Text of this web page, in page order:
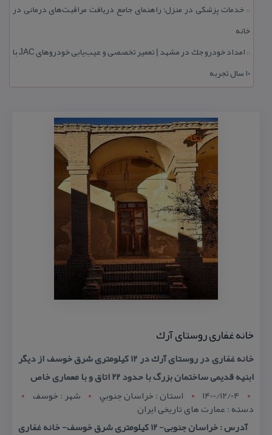
:: خدمات پزشكی در منزل؛ راهنمای جامع دریافت مراقبت‌های درمانی در
خانه
::
امداد خودرو جك در مشهد | تعمیر تخصصی و عیب‌یابی خودروهای JAC با
۱۰ سال تجربه
خانه غفاری روستای آرك
خانه غفاری در روستای آرك در ۱۲ كیلومتری شرق خوسف از دیگر
ابنیه قدیمی ساختمان بزرگ با حدود ۲۲ اتاق و با معماری خاص
1400/12/04
استان : خراسان جنوبي شهر : خوسف
دسته : عمارت های تاریخی ایران
آدرس : خراسان جنوبی- ۱۲ كیلومتری شرق خوسف- خانه غفاری